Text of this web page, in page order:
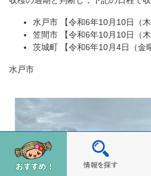
水戸市 【令和6年10月10日（木
笠間市 【令和6年10月10日（木
茨城町 【令和6年10月4日（金
水